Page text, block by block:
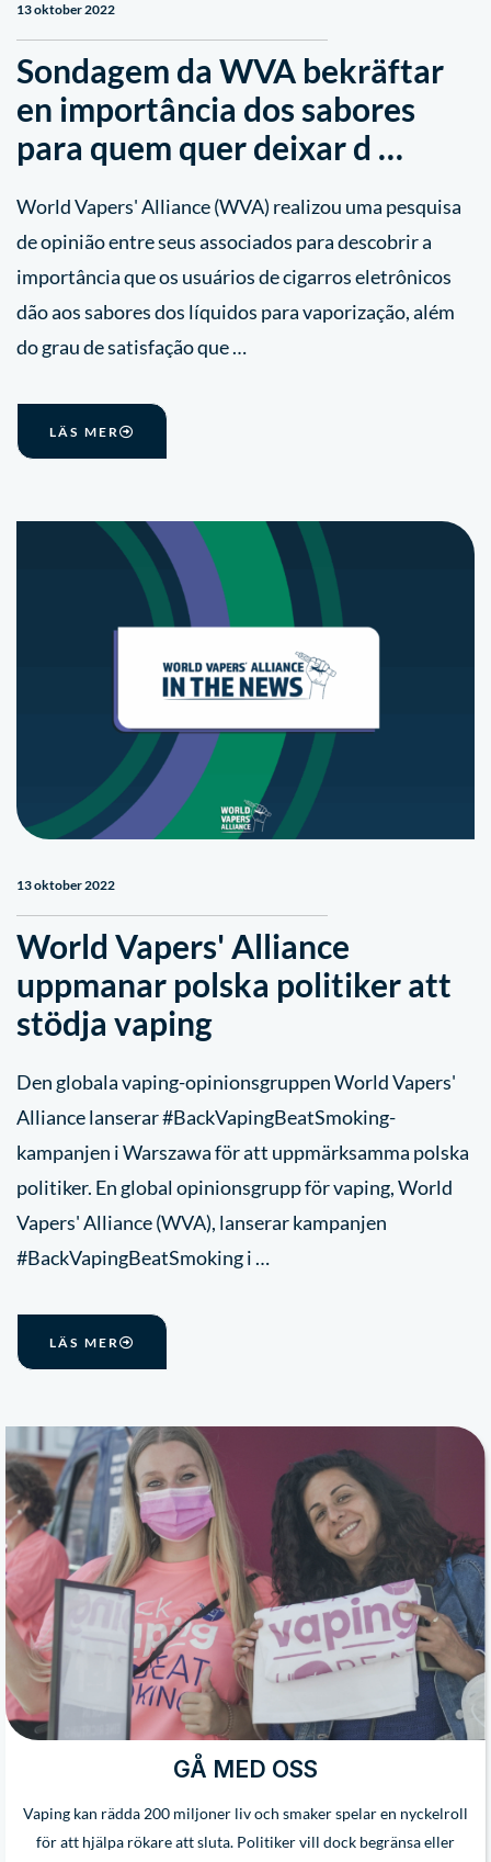
13 oktober 2022
Sondagem da WVA bekräftar
en importância dos sabores
para quem quer deixar d …
World Vapers' Alliance (WVA) realizou uma pesquisa
de opinião entre seus associados para descobrir a
importância que os usuários de cigarros eletrônicos
dão aos sabores dos líquidos para vaporização, além
do grau de satisfação que …
LÄS MER
13 oktober 2022
World Vapers' Alliance
uppmanar polska politiker att
stödja vaping
Den globala vaping-opinionsgruppen World Vapers'
Alliance lanserar #BackVapingBeatSmoking-
kampanjen i Warszawa för att uppmärksamma polska
politiker. En global opinionsgrupp för vaping, World
Vapers' Alliance (WVA), lanserar kampanjen
#BackVapingBeatSmoking i …
LÄS MER
GÅ MED OSS
Vaping kan rädda 200 miljoner liv och smaker spelar en nyckelroll
för att hjälpa rökare att sluta. Politiker vill dock begränsa eller